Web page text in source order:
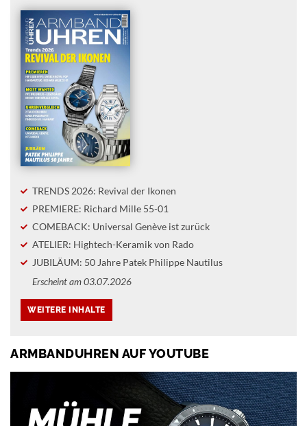
TRENDS 2026: Revival der Ikonen
PREMIERE: Richard Mille 55-01
COMEBACK: Universal Genève ist zurück
ATELIER: Hightech-Keramik von Rado
JUBILÄUM: 50 Jahre Patek Philippe Nautilus
Erscheint am 03.07.2026
ARMBANDUHREN AUF YOUTUBE